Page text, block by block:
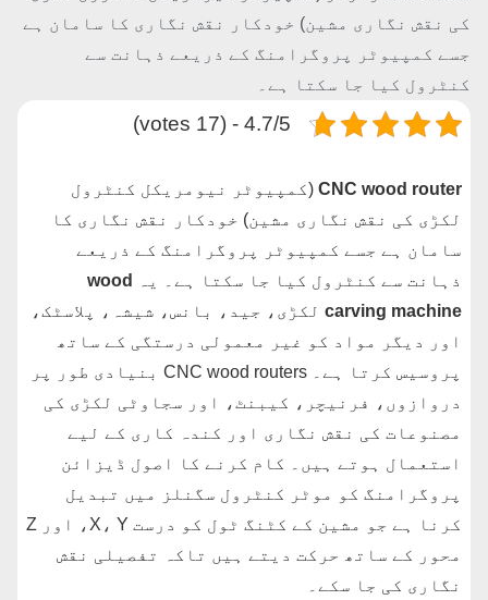
کی نقش نگاری مشین) خودکار نقش نگاری کا سامان ہے
جسے کمپیوٹر پروگرامنگ کے ذریعے ذہانت سے
کنٹرول کیا جا سکتا ہے۔
4.7/5 - (17 votes)
CNC wood router (کمپیوٹر نیومریکل کنٹرول
لکڑی کی نقش نگاری مشین) خودکار نقش نگاری کا
سامان ہے جسے کمپیوٹر پروگرامنگ کے ذریعے
ذہانت سے کنٹرول کیا جا سکتا ہے۔ یہ
wood
carving machine لکڑی، جید، بانس، شیشہ، پلاسٹک،
اور دیگر مواد کو غیر معمولی درستگی کے ساتھ
پروسیس کرتا ہے۔ CNC wood routers بنیادی طور پر
دروازوں، فرنیچر، کیبنٹ، اور سجاوٹی لکڑی کی
مصنوعات کی نقش نگاری اور کندہ کاری کے لیے
استعمال ہوتے ہیں۔ کام کرنے کا اصول ڈیزائن
پروگرامنگ کو موٹر کنٹرول سگنلز میں تبدیل
کرنا ہے جو مشین کے کٹنگ ٹول کو درست X، Y، اور Z
محور کے ساتھ حرکت دیتے ہیں تاکہ تفصیلی نقش
نگاری کی جا سکے۔